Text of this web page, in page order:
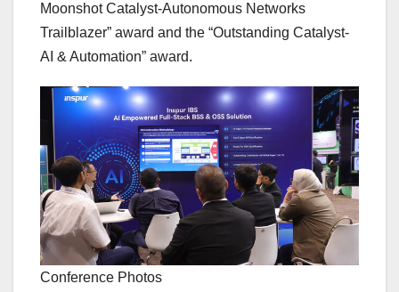
Moonshot Catalyst-Autonomous Networks
Trailblazer” award and the “Outstanding Catalyst-
AI & Automation” award.
Conference Photos